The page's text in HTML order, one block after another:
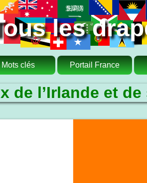
les
Mots clés Portail France
de l’Irlande et